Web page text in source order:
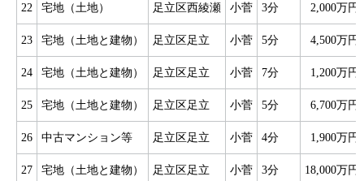
22 宅地（土地） 足立区西綾瀬 小菅 3分 2,000万円
23 宅地（土地と建物） 足立区足立 小菅 5分 4,500万円
24 宅地（土地と建物） 足立区足立 小菅 7分 1,200万円
25 宅地（土地と建物） 足立区足立 小菅 5分 6,700万円
26 中古マンション等 足立区足立 小菅 4分 1,900万円
27 宅地（土地と建物） 足立区足立 小菅 3分 18,000万円